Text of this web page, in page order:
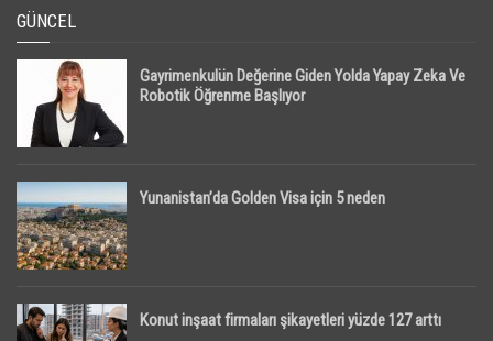
GÜNCEL
Gayrimenkulün Değerine Giden Yolda Yapay Zeka Ve
Robotik Öğrenme Başlıyor
Yunanistan’da Golden Visa için 5 neden
Konut inşaat firmaları şikayetleri yüzde 127 arttı